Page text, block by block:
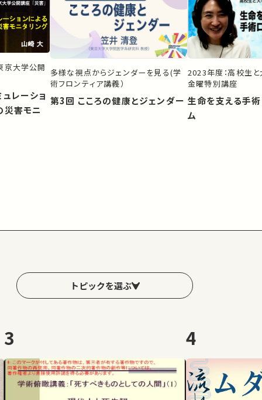
京大学公開
レーショ
災害モニ
多様な視点からジェンダーを見る(学
術フロンティア講義）
第3回 こころの健康とジェンダー
2023年度：高校生
金曜特別講座
生命を支える手
ム
トピックを選ぶ
3 4